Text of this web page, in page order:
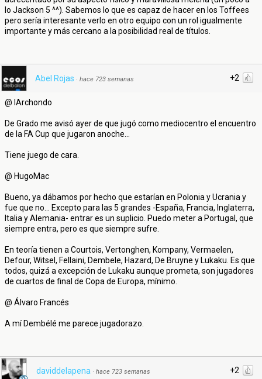
lo Jackson 5 ^^). Sabemos lo que es capaz de hacer en los Toffees
pero sería interesante verlo en otro equipo con un rol igualmente
importante y más cercano a la posibilidad real de títulos.
+2
Abel Rojas · hace 723 semanas
@ IArchondo
De Grado me avisó ayer de que jugó como mediocentro el encuentro
de la FA Cup que jugaron anoche...
Tiene juego de cara.
@ HugoMac
Bueno, ya dábamos por hecho que estarían en Polonia y Ucrania y
fue que no... Excepto para las 5 grandes -España, Francia, Inglaterra,
Italia y Alemania- entrar es un suplicio. Puedo meter a Portugal, que
siempre entra, pero es que siempre sufre.
En teoría tienen a Courtois, Vertonghen, Kompany, Vermaelen,
Defour, Witsel, Fellaini, Dembele, Hazard, De Bruyne y Lukaku. Es que
todos, quizá a excepción de Lukaku aunque prometa, son jugadores
de cuartos de final de Copa de Europa, mínimo.
@ Álvaro Francés
A mí Dembélé me parece jugadorazo.
+2
daviddelapena · hace 723 semanas